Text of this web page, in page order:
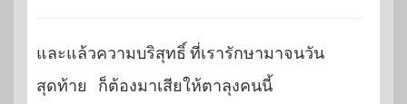
และแล้วความบริสุทธิ์ ที่เรารักษามาจนวัน
สุดท้าย ก็ต้องมาเสียให้ตาลุงคนนี้